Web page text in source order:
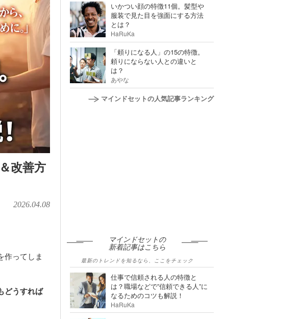
改善方
2026.04.08
作ってしま
どうすれば
いかつい顔の特徴11個。髪型や
服装で見た目を強面にする方法
とは？
HaRuKa
「頼りになる人」の15の特徴。
頼りにならない人との違いと
は？
あやな
マインドセットの人気記事ランキング
マインドセットの
新着記事はこちら
最新のトレンドを知るなら、ここをチェック
仕事で信頼される人の特徴と
は？職場などで”信頼できる人”に
なるためのコツも解説！
HaRuKa